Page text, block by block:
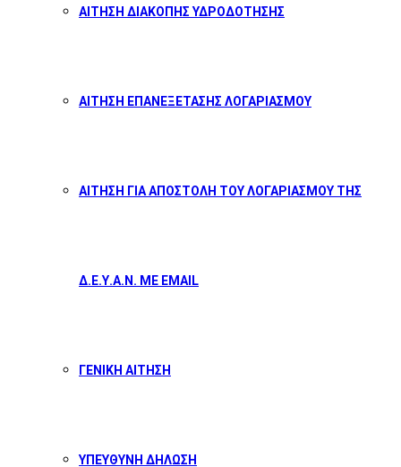
ΑΙΤΗΣΗ ΔΙΑΚΟΠΗΣ ΥΔΡΟΔΟΤΗΣΗΣ
ΑΙΤΗΣΗ ΕΠΑΝΕΞΕΤΑΣΗΣ ΛΟΓΑΡΙΑΣΜΟΥ
ΑΙΤΗΣΗ ΓΙΑ ΑΠΟΣΤΟΛΗ ΤΟΥ ΛΟΓΑΡΙΑΣΜΟΥ ΤΗΣ
Δ.Ε.Υ.Α.Ν. ΜΕ EMAIL
ΓΕΝΙΚΗ ΑΙΤΗΣΗ
ΥΠΕΥΘΥΝΗ ΔΗΛΩΣΗ